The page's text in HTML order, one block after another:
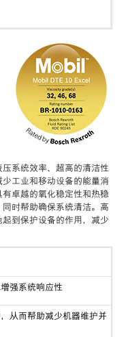
系统效率、超高的清洁性
工业和移动设备的能量消
卓越的氧化稳定性和热稳
时帮助确保系统清洁。高
到保护设备的作用，减少
强系统响应性
从而帮助减少机器维护并